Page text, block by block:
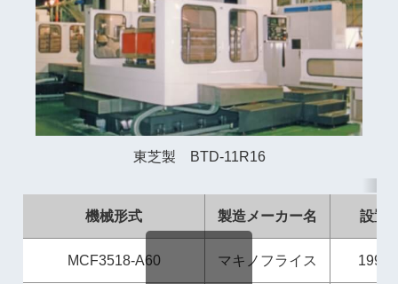
東芝製 BTD-11R16
機械形式 製造メーカー名 設置
MCF3518-A60 マキノフライス 1995